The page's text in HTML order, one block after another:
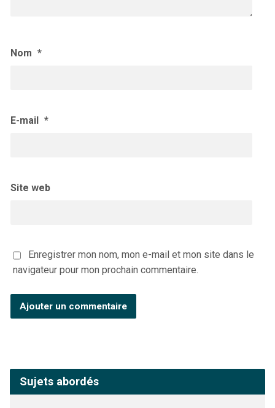
Nom *
E-mail *
Site web
Enregistrer mon nom, mon e-mail et mon site dans le
navigateur pour mon prochain commentaire.
Sujets abordés